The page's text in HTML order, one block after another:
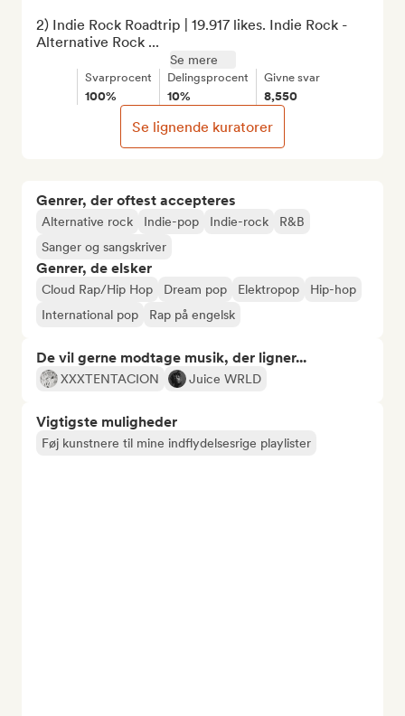
Genrer, der oftest accepteres
Alternative rock Indie-pop Indie-rock
R&B
Sanger og sangskriver
Genrer, de elsker
Cloud Rap/Hip Hop Dream pop Elektropop
Hip-hop
International pop
Rap på engelsk
De vil gerne modtage musik, der ligner...
XXXTENTACION Juice WRLD
Vigtigste muligheder
Føj kunstnere til mine indflydelsesrige playlister
2) Indie Rock Roadtrip | 19.917 likes. Indie Rock -
Alternative Rock ...
Se mere
Svarprocent
100%
Delingsprocent
10%
Givne svar
8,550
Se lignende kuratorer